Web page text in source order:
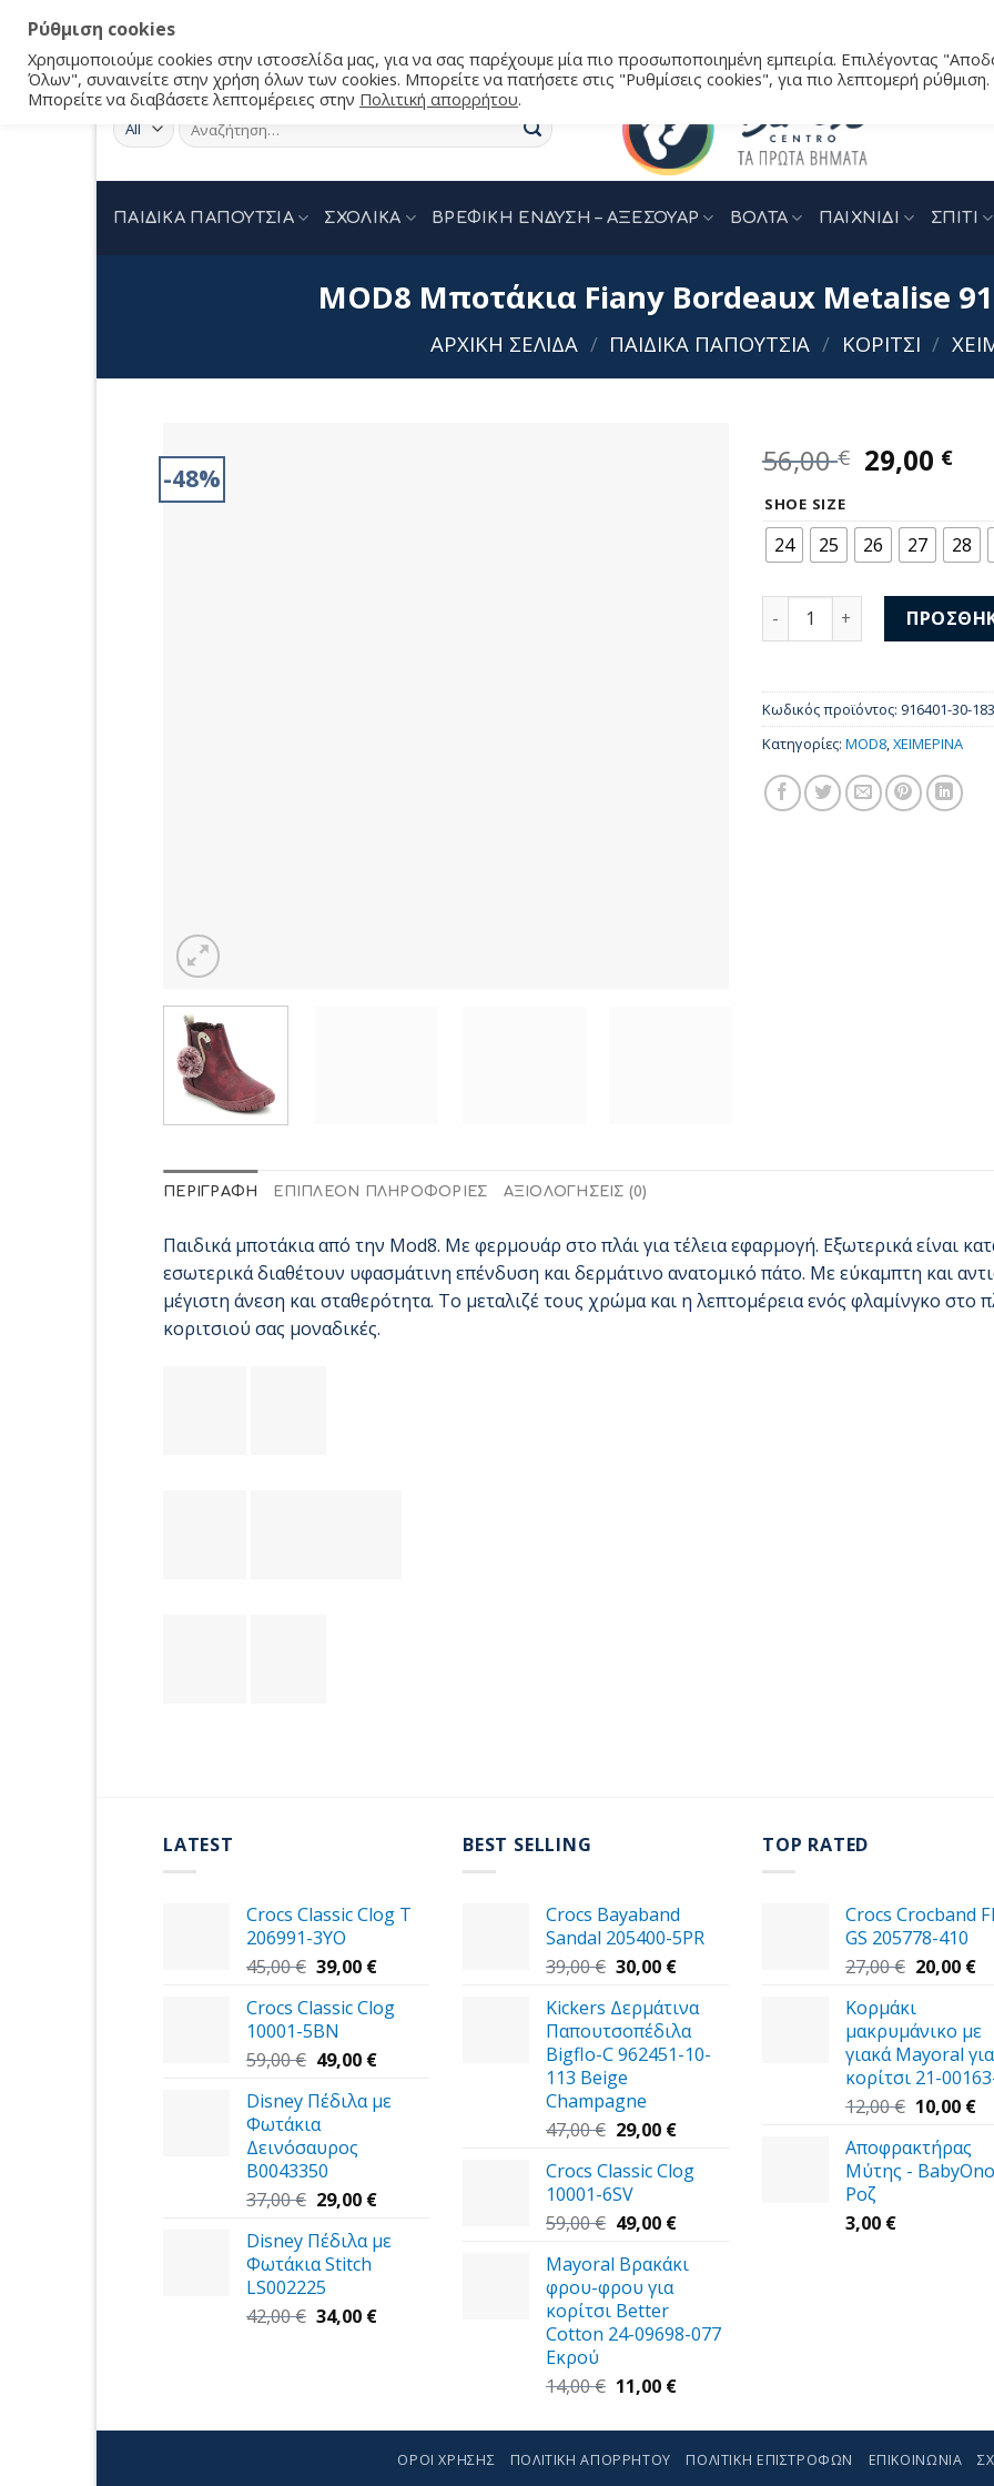
Αναζήτηση
για:
ΠΑΙΔΙΚΑ ΠΑΠΟΥΤΣΙΑ ΣΧΟΛΙΚΑ ΒΡΕΦΙΚΗ ΕΝΔΥΣΗ – ΑΞΕΣΟΥΑΡ ΒΟΛΤΑ ΠΑΙΧΝΙΔΙ ΣΠΙΤΙ
MOD8 Μποτάκια Fiany Bordeaux Metalise
ΑΡΧΙΚΉ ΣΕΛΊΔΑ / ΠΑΙΔΙΚΑ ΠΑΠΟΥΤΣΙΑ / ΚΟΡΙΤΣΙ /
-48% 56,00€ Original
price
56,00 €.
29,00 €Η
SHOE SIZE
24 25 26 27 28
MOD8 Μποτάκια Fiany
Κωδικός προϊόντος: 916401-30-183
Κατηγορίες: MOD8,ΧΕΙΜΕΡΙΝΑ
ΠΕΡΙΓΡΑΦΉ ΕΠΙΠΛΈΟΝ ΠΛΗΡΟΦΟΡΊΕΣ ΑΞΙΟΛΟΓΉΣΕΙΣ (0)
Παιδικά μποτάκια από την Mod8. Με φερμουάρ στο πλάι για τέλεια εφαρμογή. Εξωτερικά είναι
εσωτερικά διαθέτουν υφασμάτινη επένδυση και δερμάτινο ανατομικό πάτο. Με εύκαμπτη και
μέγιστη άνεση και σταθερότητα. Το μεταλιζέ τους χρώμα και η λεπτομέρεια ενός φλαμίνγκο στο
κοριτσιού σας μοναδικές.
LATEST
Crocs Classic Clog T
206991-3YΟ
45,00€ Original
was:
45,00 €.
39,00 €Η
τιμή
39,00 €.
Crocs Classic Clog
10001-5BN
59,00€ Original
was:
59,00 €.
49,00 €Η
τιμή
Disney Πέδιλα με
Φωτάκια
Δεινόσαυρος
B0043350
37,00€ Original
was:
37,00 €.
29,00 €Η
τιμή
Disney Πέδιλα με
Φωτάκια Stitch
LS002225
42,00€ Original
34,00 €Η
BEST SELLING
Crocs Bayaband
Sandal 205400-5PR
39,00€ Original
was:
39,00 €.
30,00 €Η
τιμή
είναι:
30,00 €.
Kickers Δερμάτινα
Παπουτσοπέδιλα
Bigflo-C 962451-10-
113 Beige
Champagne
47,00€ Original
was:
47,00 €.
29,00 €Η
τιμή
29,00 €.
Crocs Classic Clog
10001-6SV
59,00€ Original
was:
59,00 €.
49,00 €Η
τιμή
Mayoral Βρακάκι
φρου-φρου για
κορίτσι Better
Cotton 24-09698-077
Εκρού
14,00€ Original
was:
14,00 €.
11,00 €Η
τιμή
είναι:
TOP RATED
Crocs Crocband
GS 205778-410
27,00€ Original
was:
27,00 €.
20,00 €Η
Κορμάκι
μακρυμάνικο με
γιακά Mayoral για
κορίτσι 21-
12,00€ Original
was:
12,00 €.
10,00 €Η
Αποφρακτήρας
Μύτης -
Ροζ
3,00 €
ΌΡΟΙ ΧΡΉΣΗΣ ΠΟΛΙΤΙΚΉ ΑΠΟΡΡΉΤΟΥ ΠΟΛΙΤΙΚΉ ΕΠΙΣΤΡΟΦΏΝ ΕΠΙΚΟΙΝΩΝΊΑ
Ρύθμιση cookies
Χρησιμοποιούμε cookies στην ιστοσελίδα μας, για να σας παρέχουμε μία πιο προσωποποιημένη εμπειρία. Επιλέγοντας
Όλων", συναινείτε στην χρήση όλων των cookies. Μπορείτε να πατήσετε στις "Ρυθμίσεις cookies", για πιο λεπτομερή ρύθμιση.
Μπορείτε να διαβάσετε λεπτομέρειες στην Πολιτική απορρήτου.